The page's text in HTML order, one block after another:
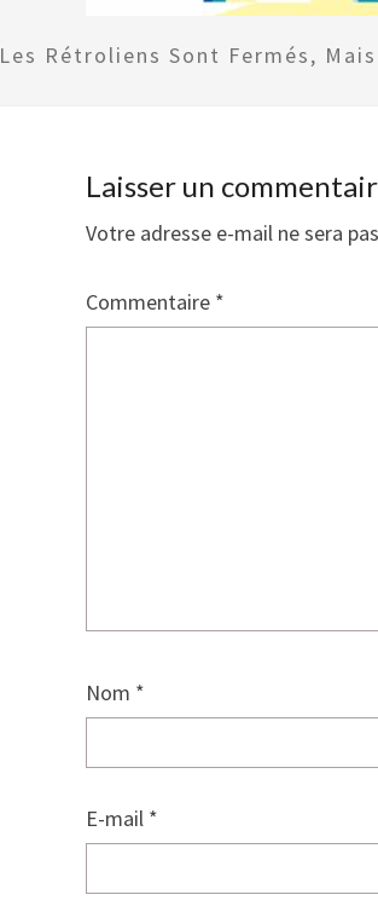
Les Rétroliens Sont Fermés,
Laisser un
Votre adresse e-mail ne sera
Commentaire *
Nom *
E-mail *